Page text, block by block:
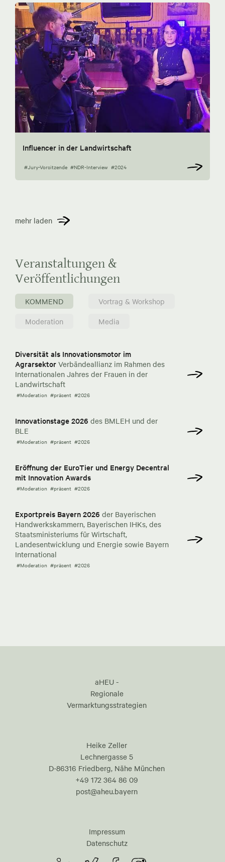
Influencer in der Landwirtschaft
#Jury-Vorsitzende #NDR-Interview #2024
mehr laden
Veranstaltungen &
Veröffentlichungen
KOMMEND
Vortrag & Workshop
Moderation
Media
Diversität als Innovationsmotor im
Agrarsektor Verbändeallianz im Rahmen des
Internationalen Jahres der Frauen in der
Landwirtschaft
#Moderation #präsent #2026
Innovationstage 2026 des BMLEH und der
BLE
#Moderation #präsent #2026
Eröffnung der EuroTier und Energy Decentral
mit Innovation Awards
#Moderation #präsent #2026
Exportpreis Bayern 2026 der Bayerischen
Handwerkskammern, Bayerischen IHKs, des
Staatsministeriums für Wirtschaft,
Landesentwicklung und Energie sowie Bayern
International
#Moderation #präsent #2026
aHEU -
Regionale
Vermarktungsstrategien
Heike Zeller
Lechnergasse 5
D-86316 Friedberg, Nähe München
+49 172 364 86 09
post@aheu.bayern
Impressum
Datenschutz